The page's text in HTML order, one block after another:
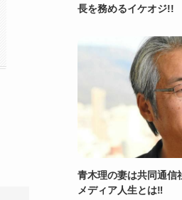
長を務めるイケオジ!!
青木理の妻は共同通信
メディア人生とは‼